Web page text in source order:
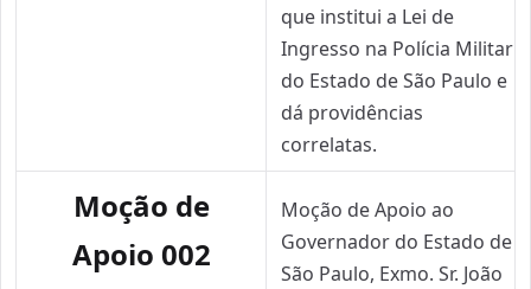
que institui a Lei de
Ingresso na Polícia Militar
do Estado de São Paulo e
dá providências
correlatas.
Moção de
Apoio 002
Moção de Apoio ao
Governador do Estado de
São Paulo, Exmo. Sr. João